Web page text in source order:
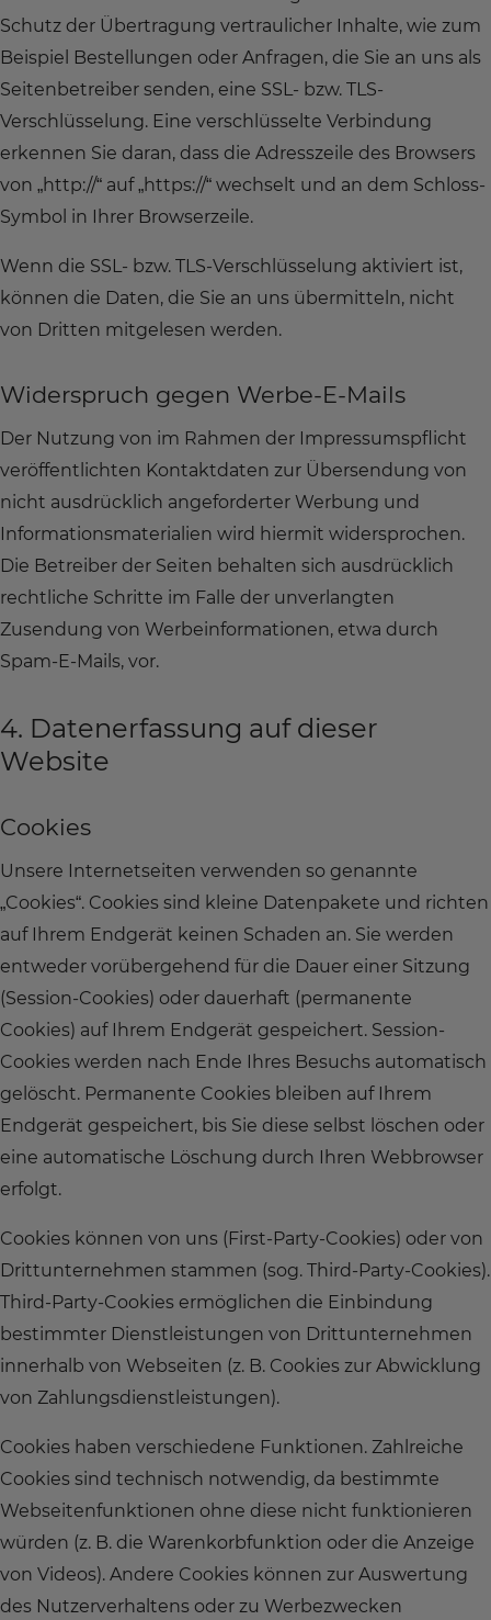
Schutz der Übertragung vertraulicher Inhalte, wie zum
Beispiel Bestellungen oder Anfragen, die Sie an uns als
Seitenbetreiber senden, eine SSL- bzw. TLS-
Verschlüsselung. Eine verschlüsselte Verbindung
erkennen Sie daran, dass die Adresszeile des Browsers
von „http://“ auf „https://“ wechselt und an dem Schloss-
Symbol in Ihrer Browserzeile.
Wenn die SSL- bzw. TLS-Verschlüsselung aktiviert ist,
können die Daten, die Sie an uns übermitteln, nicht
von Dritten mitgelesen werden.
Widerspruch gegen Werbe-E-Mails
Der Nutzung von im Rahmen der Impressumspflicht
veröffentlichten Kontaktdaten zur Übersendung von
nicht ausdrücklich angeforderter Werbung und
Informationsmaterialien wird hiermit widersprochen.
Die Betreiber der Seiten behalten sich ausdrücklich
rechtliche Schritte im Falle der unverlangten
Zusendung von Werbeinformationen, etwa durch
Spam-E-Mails, vor.
4. Datenerfassung auf dieser
Website
Cookies
Unsere Internetseiten verwenden so genannte
„Cookies“. Cookies sind kleine Datenpakete und richten
auf Ihrem Endgerät keinen Schaden an. Sie werden
entweder vorübergehend für die Dauer einer Sitzung
(Session-Cookies) oder dauerhaft (permanente
Cookies) auf Ihrem Endgerät gespeichert. Session-
Cookies werden nach Ende Ihres Besuchs automatisch
gelöscht. Permanente Cookies bleiben auf Ihrem
Endgerät gespeichert, bis Sie diese selbst löschen oder
eine automatische Löschung durch Ihren Webbrowser
erfolgt.
Cookies können von uns (First-Party-Cookies) oder von
Drittunternehmen stammen (sog. Third-Party-Cookies).
Third-Party-Cookies ermöglichen die Einbindung
bestimmter Dienstleistungen von Drittunternehmen
innerhalb von Webseiten (z. B. Cookies zur Abwicklung
von Zahlungsdienstleistungen).
Cookies haben verschiedene Funktionen. Zahlreiche
Cookies sind technisch notwendig, da bestimmte
Webseitenfunktionen ohne diese nicht funktionieren
würden (z. B. die Warenkorbfunktion oder die Anzeige
von Videos). Andere Cookies können zur Auswertung
des Nutzerverhaltens oder zu Werbezwecken